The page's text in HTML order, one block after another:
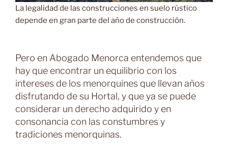
La legalidad de las construcciones en suelo rústico
depende en gran parte del año de construcción.
Pero en Abogado Menorca entendemos que
hay que encontrar un equilibrio con los
intereses de los menorquines que llevan años
disfrutando de su Hortal, y que ya se puede
considerar un derecho adquirido y en
consonancia con las constumbres y
tradiciones menorquinas.